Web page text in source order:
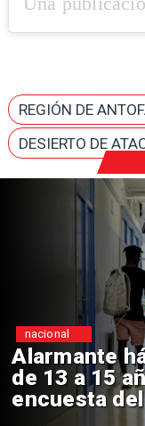
REGIÓN DE
DESIERTO DE
Alarmante
de 13 a 15
encuesta
nacional